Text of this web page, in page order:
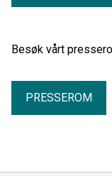
Besøk vårt
PRESSEROM